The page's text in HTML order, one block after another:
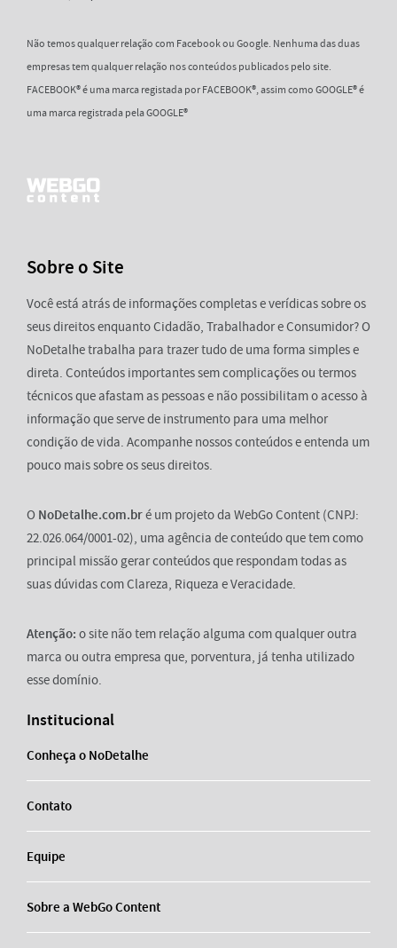
Não temos qualquer relação com Facebook ou Google. Nenhuma das duas
empresas tem qualquer relação nos conteúdos publicados pelo site.
FACEBOOK® é uma marca registada por FACEBOOK®, assim como GOOGLE® é
uma marca registrada pela GOOGLE®
Sobre o Site
Você está atrás de informações completas e verídicas sobre os
seus direitos enquanto Cidadão, Trabalhador e Consumidor? O
NoDetalhe trabalha para trazer tudo de uma forma simples e
direta. Conteúdos importantes sem complicações ou termos
técnicos que afastam as pessoas e não possibilitam o acesso à
informação que serve de instrumento para uma melhor
condição de vida. Acompanhe nossos conteúdos e entenda um
pouco mais sobre os seus direitos.
O NoDetalhe.com.bré um projeto da WebGo Content (CNPJ:
22.026.064/0001-02), uma agência de conteúdo que tem como
principal missão gerar conteúdos que respondam todas as
suas dúvidas com Clareza, Riqueza e Veracidade.
Atenção: o site não tem relação alguma com qualquer outra
marca ou outra empresa que, porventura, já tenha utilizado
esse domínio.
Institucional
Conheça o NoDetalhe
Contato
Equipe
Sobre a WebGo Content